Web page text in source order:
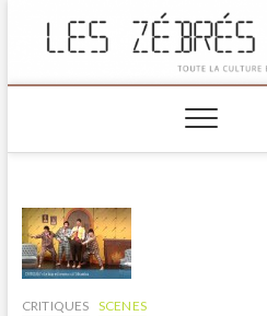
CRITIQUES SCENES